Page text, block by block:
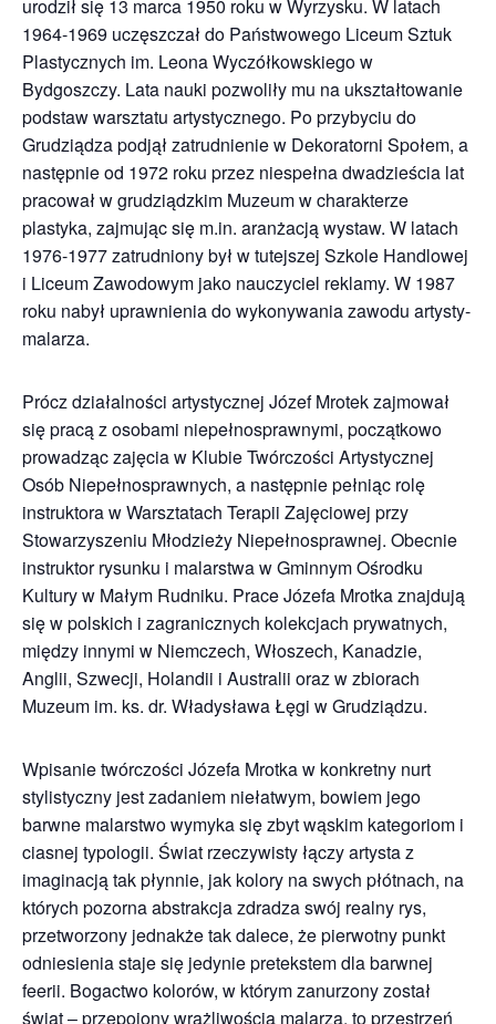
urodził się 13 marca 1950 roku w Wyrzysku. W latach
1964-1969 uczęszczał do Państwowego Liceum Sztuk
Plastycznych im. Leona Wyczółkowskiego w
Bydgoszczy. Lata nauki pozwoliły mu na ukształtowanie
podstaw warsztatu artystycznego. Po przybyciu do
Grudziądza podjął zatrudnienie w Dekoratorni Społem, a
następnie od 1972 roku przez niespełna dwadzieścia lat
pracował w grudziądzkim Muzeum w charakterze
plastyka, zajmując się m.in. aranżacją wystaw. W latach
1976-1977 zatrudniony był w tutejszej Szkole Handlowej
i Liceum Zawodowym jako nauczyciel reklamy. W 1987
roku nabył uprawnienia do wykonywania zawodu artysty-
malarza.
Prócz działalności artystycznej Józef Mrotek zajmował
się pracą z osobami niepełnosprawnymi, początkowo
prowadząc zajęcia w Klubie Twórczości Artystycznej
Osób Niepełnosprawnych, a następnie pełniąc rolę
instruktora w Warsztatach Terapii Zajęciowej przy
Stowarzyszeniu Młodzieży Niepełnosprawnej. Obecnie
instruktor rysunku i malarstwa w Gminnym Ośrodku
Kultury w Małym Rudniku. Prace Józefa Mrotka znajdują
się w polskich i zagranicznych kolekcjach prywatnych,
między innymi w Niemczech, Włoszech, Kanadzie,
Anglii, Szwecji, Holandii i Australii oraz w zbiorach
Muzeum im. ks. dr. Władysława Łęgi w Grudziądzu.
Wpisanie twórczości Józefa Mrotka w konkretny nurt
stylistyczny jest zadaniem niełatwym, bowiem jego
barwne malarstwo wymyka się zbyt wąskim kategoriom i
ciasnej typologii. Świat rzeczywisty łączy artysta z
imaginacją tak płynnie, jak kolory na swych płótnach, na
których pozorna abstrakcja zdradza swój realny rys,
przetworzony jednakże tak dalece, że pierwotny punkt
odniesienia staje się jedynie pretekstem dla barwnej
feerii. Bogactwo kolorów, w którym zanurzony został
świat – przepojony wrażliwością malarza, to przestrzeń